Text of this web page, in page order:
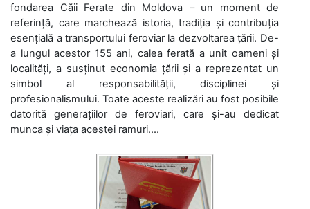
fondarea Căii Ferate din Moldova – un moment de
referință, care marchează istoria, tradiția și contribuția
esențială a transportului feroviar la dezvoltarea țării. De-
a lungul acestor 155 ani, calea ferată a unit oameni și
localități, a susținut economia țării și a reprezentat un
simbol al responsabilității, disciplinei și
profesionalismului. Toate aceste realizări au fost posibile
datorită generațiilor de feroviari, care și-au dedicat
munca și viața acestei ramuri....